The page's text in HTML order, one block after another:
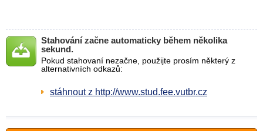
Stahování začne automaticky během několika
sekund.
Pokud stahovaní nezačne, použijte prosím některý z
alternativních odkazů:
stáhnout z http://www.stud.fee.vutbr.cz